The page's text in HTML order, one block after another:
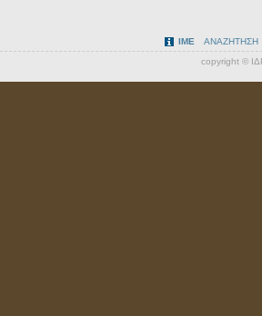
ΙΜΕ
ΑΝΑΖΗΤΗΣΗ
copyright ©